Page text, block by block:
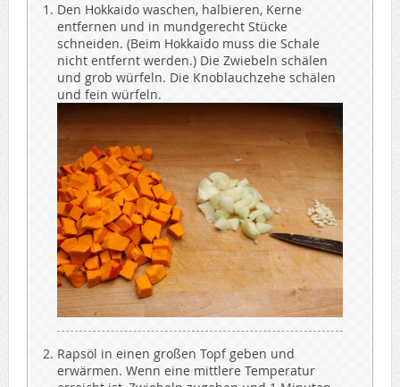
Den Hokkaido waschen, halbieren, Kerne
entfernen und in mundgerecht Stücke
schneiden. (Beim Hokkaido muss die Schale
nicht entfernt werden.) Die Zwiebeln schälen
und grob würfeln. Die Knoblauchzehe schälen
und fein würfeln.
Rapsöl in einen großen Topf geben und
erwärmen. Wenn eine mittlere Temperatur